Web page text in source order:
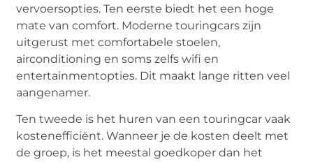
vervoersopties. Ten eerste biedt het een hoge
mate van comfort. Moderne touringcars zijn
uitgerust met comfortabele stoelen,
airconditioning en soms zelfs wifi en
entertainmentopties. Dit maakt lange ritten veel
aangenamer.
Ten tweede is het huren van een touringcar vaak
kostenefficiënt. Wanneer je de kosten deelt met
de groep, is het meestal goedkoper dan het